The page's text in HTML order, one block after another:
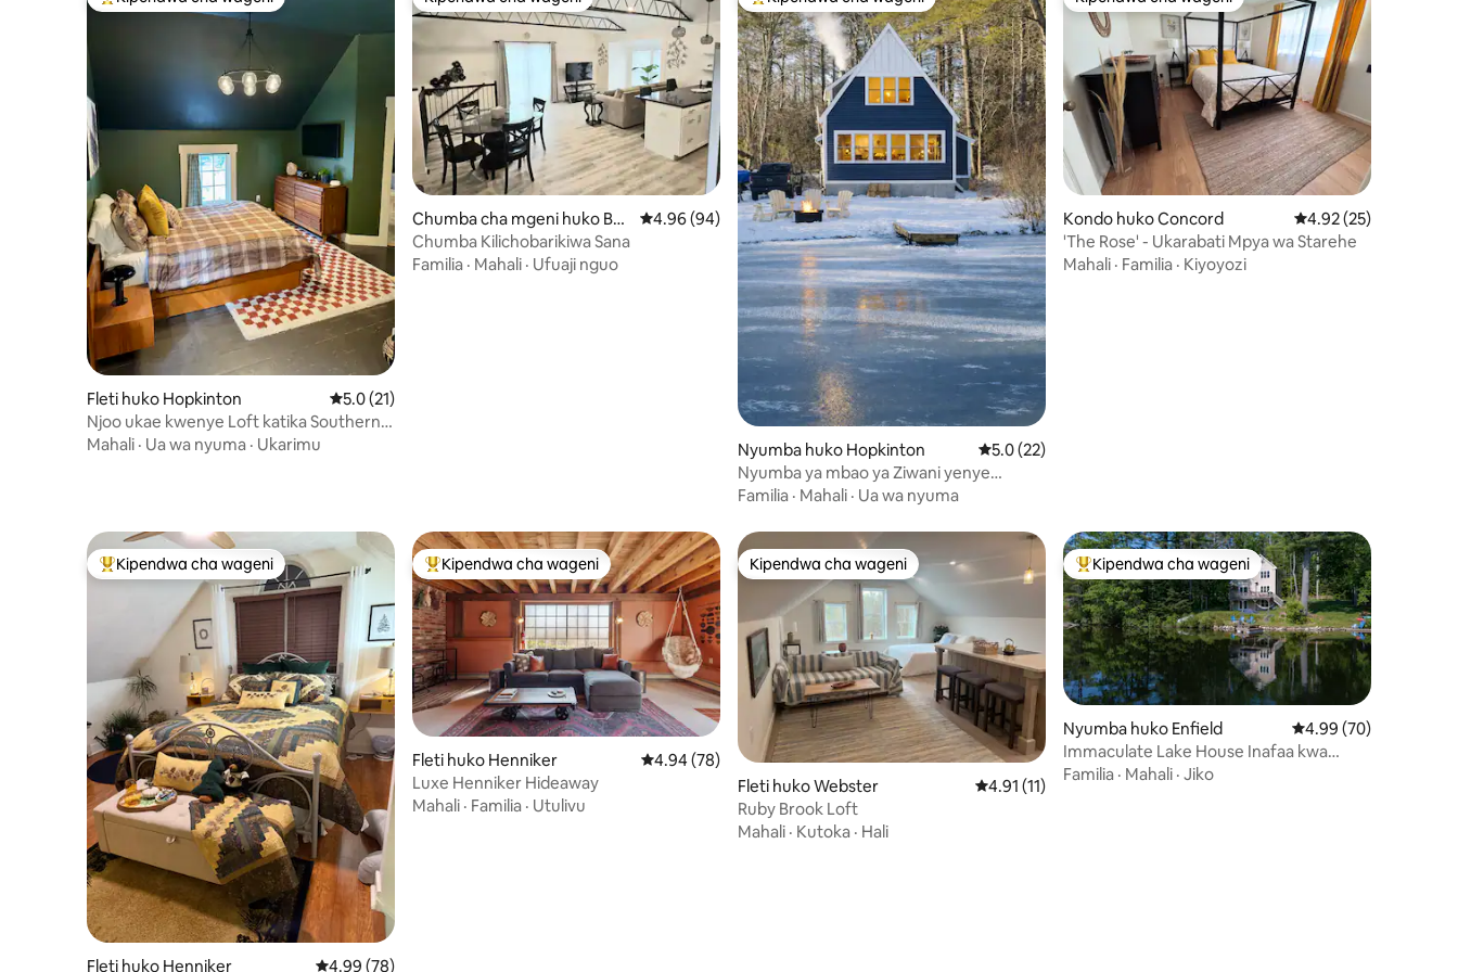
Kipendwa maarufu cha wageni
Fleti huko Hopkinton Ukadiriaji wa wastani wa 5.0 kati ya 5, tathmini 21
5.0 (21)
Njoo ukae kwenye Loft katika Southern
Charm Farm!
Mahali · Ua wa nyuma · Ukarimu
Kipendwa cha wageni
Chumba cha mgeni huko Bo
w
Ukadiriaji wa wastani wa 4.96 kati ya 5, tathmini 94
4.96 (94)
Chumba Kilichobarikiwa Sana
Familia · Mahali · Ufuaji nguo
Kipendwa maarufu cha wageni
Nyumba huko Hopkinton Ukadiriaji wa wastani wa 5.0 kati ya 5, tathmini 22
5.0 (22)
Nyumba ya mbao ya Ziwani yenye
starehe na maboresho ya kisasa
Familia · Mahali · Ua wa nyuma
Kipendwa cha wageni
Kondo huko Concord Ukadiriaji wa wastani
4.92 (25)
'The Rose' - Ukarabati Mpya wa Starehe
Mahali · Familia · Kiyoyozi
Kipendwa maarufu cha wageni
Kipendwa cha wageni
Fleti huko Henniker Ukadiriaji wa wastani wa 4.99 kati ya 5, tathmini 78
4.99 (78)
Kipendwa maarufu cha wageni
Kipendwa cha wageni
Fleti huko Henniker Ukadiriaji wa wastani wa 4.94 kati ya 5, tathmini 78
4.94 (78)
Luxe Henniker Hideaway
Mahali · Familia · Utulivu
Kipendwa cha wageni
Kipendwa cha wageni
Fleti huko Webster Ukadiriaji wa wastani wa 4.91 kati ya 5, tathmini 11
4.91 (11)
Ruby Brook Loft
Mahali · Kutoka · Hali
Kipendwa maarufu cha wageni
Kipendwa cha wageni
Nyumba huko Enfield Ukadiriaji wa wastani
4.99 (70)
Immaculate Lake House Inafaa kwa
Familia Nzima
Familia · Mahali · Jiko